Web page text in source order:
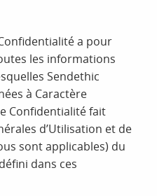
a pour
les informations
Sendethic
à Caractère
Confidentialité fait
d’Utilisation et de
sont applicables) du
dans ces